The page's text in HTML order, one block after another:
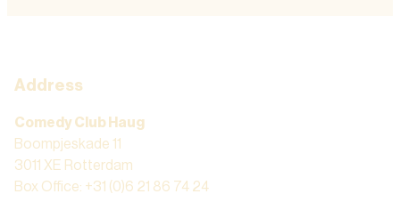
Address
Comedy Club Haug
Boompjeskade 11
3011 XE Rotterdam
Box Office: +31 (0)6 21 86 74 24